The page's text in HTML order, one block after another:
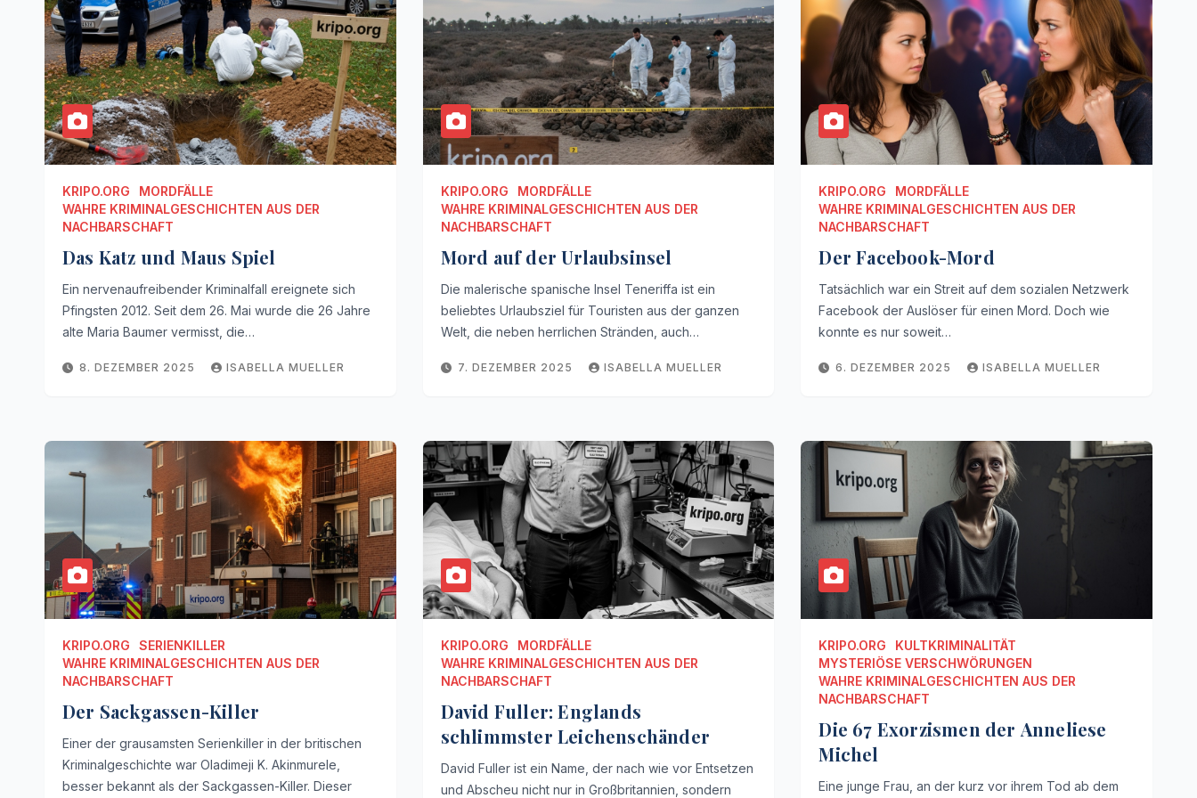
KRIPO.ORG
MORDFÄLLE
WAHRE KRIMINALGESCHICHTEN AUS DER
NACHBARSCHAFT
Das Katz und Maus Spiel
Ein nervenaufreibender Kriminalfall ereignete sich
Pfingsten 2012. Seit dem 26. Mai wurde die 26 Jahre
alte Maria Baumer vermisst, die…
8. DEZEMBER 2025 ISABELLA MUELLER
KRIPO.ORG
MORDFÄLLE
WAHRE KRIMINALGESCHICHTEN AUS DER
NACHBARSCHAFT
Mord auf der Urlaubsinsel
Die malerische spanische Insel Teneriffa ist ein
beliebtes Urlaubsziel für Touristen aus der ganzen
Welt, die neben herrlichen Stränden, auch…
7. DEZEMBER 2025 ISABELLA MUELLER
KRIPO.ORG
MORDFÄLLE
WAHRE KRIMINALGESCHICHTEN AUS DER
NACHBARSCHAFT
Der Facebook-Mord
Tatsächlich war ein Streit auf dem sozialen Netzwerk
Facebook der Auslöser für einen Mord. Doch wie
konnte es nur soweit…
6. DEZEMBER 2025 ISABELLA MUELLER
KRIPO.ORG
SERIENKILLER
WAHRE KRIMINALGESCHICHTEN AUS DER
NACHBARSCHAFT
Der Sackgassen-Killer
Einer der grausamsten Serienkiller in der britischen
Kriminalgeschichte war Oladimeji K. Akinmurele,
besser bekannt als der Sackgassen-Killer. Dieser
KRIPO.ORG
MORDFÄLLE
WAHRE KRIMINALGESCHICHTEN AUS DER
NACHBARSCHAFT
David Fuller: Englands
schlimmster Leichenschänder
David Fuller ist ein Name, der nach wie vor Entsetzen
und Abscheu nicht nur in Großbritannien, sondern
KRIPO.ORG
KULTKRIMINALITÄT
MYSTERIÖSE VERSCHWÖRUNGEN
WAHRE KRIMINALGESCHICHTEN AUS DER
NACHBARSCHAFT
Die 67 Exorzismen der Anneliese
Michel
Eine junge Frau, an der kurz vor ihrem Tod ab dem